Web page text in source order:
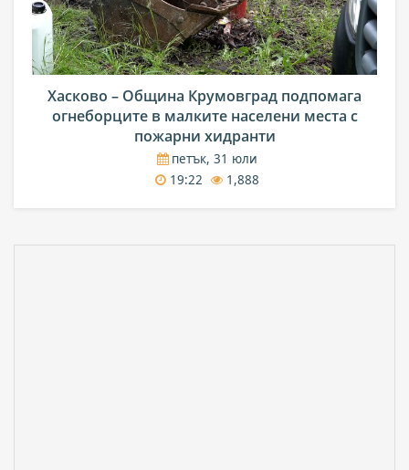
Хасково – Община Крумовград подпомага
огнеборците в малките населени места с
пожарни хидранти
петък, 31 юли
19:22
1,888